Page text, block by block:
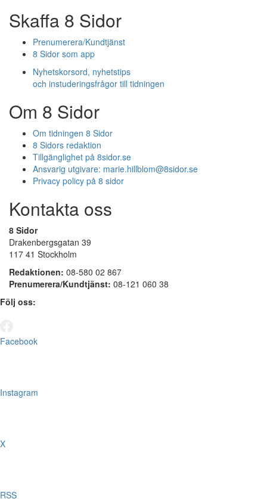
Skaffa 8 Sidor
Prenumerera/Kundtjänst
8 Sidor som app
Nyhetskorsord, nyhetstips
och instuderingsfrågor till tidningen
Om 8 Sidor
Om tidningen 8 Sidor
8 Sidors redaktion
Tillgänglighet på 8sidor.se
Ansvarig utgivare: marie.hillblom@8sidor.se
Privacy policy på 8 sidor
Kontakta oss
8 Sidor
Drakenbergsgatan 39
117 41 Stockholm
Redaktionen: 08-580 02 867
Prenumerera/Kundtjänst: 08-121 060 38
Följ oss:
Facebook
Instagram
X
RSS